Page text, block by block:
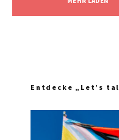
Entdecke „Let’s